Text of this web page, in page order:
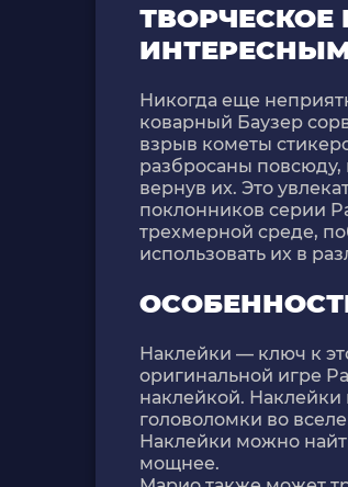
Никогда еще
коварный Баузер
взрыв кометы
разбросаны
вернув их. Это
поклонников серии
трехмерной среде,
использовать их в
Наклейки — ключ к
оригинальной игре
наклейкой. Наклейки
головоломки во
Наклейки можно
мощнее.